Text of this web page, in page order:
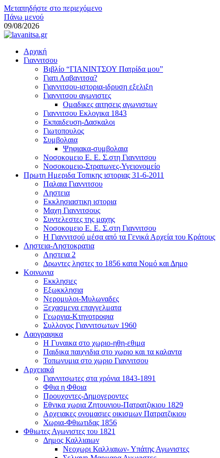
Μεταπηδήστε στο περιεχόμενο
Πάνω μενού
09/08/2026
lavanitsa.gr
Το λεύτερο βουνό
Αρχική
Γιαννιτσου
Βιβλίο “ΓΙΑΝΙΝΤΣΟΥ Πατρίδα μου”
Γιατι Λαβανιτσα?
Γιαννιτσου-ιστορια-ιδρυση εξελιξη
Γιαννιτσου αγωνιστες
Ομαδικες αιτησεις αγωνιστων
Γιαννιτσου Εκλογικα 1843
Εκπαιδευση-Δασκαλοι
Γιωτοπουλος
Συμβολαια
Ψηφιακα-συμβολαια
Νοσοκομειο Ε. Ε. Σ.στη Γιαννιτσου
Νοσοκομειο-Στρατωνες-Υγειονομείο
Πρωτη Ημεριδα Τοπικης ιστοριας 31-6-2011
Παλαια Γιαννιτσου
Ληστεια
Εκκλησιαστικη ιστορια
Μαχη Γιαννιτσους
Συντελεστες της μαχης
Νοσοκομειο Ε. Ε. Σ.στη Γιαννιτσου
Η Γιαννιτσού μέσα από τα Γενικά Αρχεία του Κράτους
Ληστεια-Ληστοκρατια
Ληστεια 2
Δρωντες ληστες το 1856 κατα Νομό και Δημο
Κοινωνια
Εκκλησιες
Εξωκκλησια
Νερομυλοι-Μυλωναδες
Ξεχασμενα επαγγελματα
Γεωργια-Κτηνοτροφια
Συλλογος Γιαννιτσωτων 1960
Λαογραφικα
Η Γυναικα στο χωριο-ηθη-εθιμα
Παιδικα παιχνιδια στο χωριο και τα καλαντα
Τοπωνυμια στο χωριο Γιαννιτσου
Αρχειακά
Γιαννιτσωτες στα χρόνια 1843-1891
Φθια η Φθοια
Προυχοντες-Δημογεροντες
Εθνικα χωρια Ζητουνιου-Πατρατζικιου 1829
Αρχειακες ονομασιες οικισμων Πατρατζικιου
Χωρια-Φθιωτιδας 1856
Φθιωτες Αγωνιστες του 1821
Δημος Καλλιαιων
Νεοχωρι Καλλιαιων- Υπάτης Αγωνιστες